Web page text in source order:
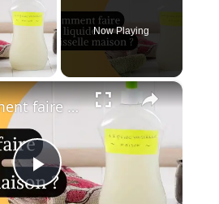
Video
Now Playing
×
P
vaisselle à la maison ?